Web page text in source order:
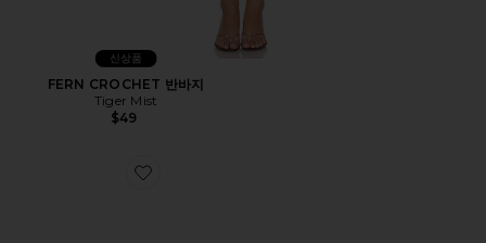
신상품
FERN CROCHET 반바지
Tiger Mist
$49
Favorite CANE 웨지